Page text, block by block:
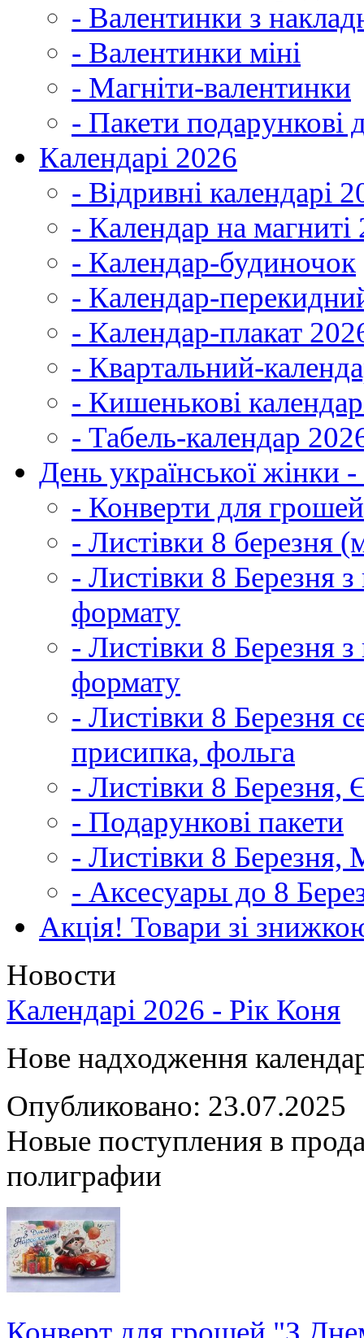
- Валентинки з
- Валентинки міні
- Магніти-валентинки
- Пакети
Календарі 2026
- Відривні календарі
- Календар на магниті
- Календар-будиночок
- Календар-
- Календар-плакат
- Квартальний-
- Кишенькові
- Табель-календар
День української жінки
- Конверти для
- Листівки 8 березня
- Листівки 8 Березня
формату
- Листівки 8 Березня
формату
- Листівки 8 Березня
присипка, фольга
- Листівки 8 Березня,
- Подарункові пакети
- Листівки 8 Березня,
- Аксесуары до 8
Акція! Товари зі
Новости
Календарі 2026 - Рік Коня
Нове надходження
Опубликовано: 23.07.2025
Новые поступления в
полиграфии